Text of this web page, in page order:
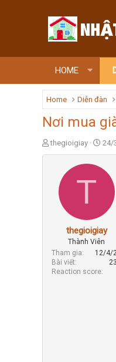
HOME
Home Diễn đàn
Nơi mua
T
h
t
e
thegioigiay
N
g
24/
T
thegioigiay
Thành Viên
Tham gia
12/4/
Bài viết
Reaction score